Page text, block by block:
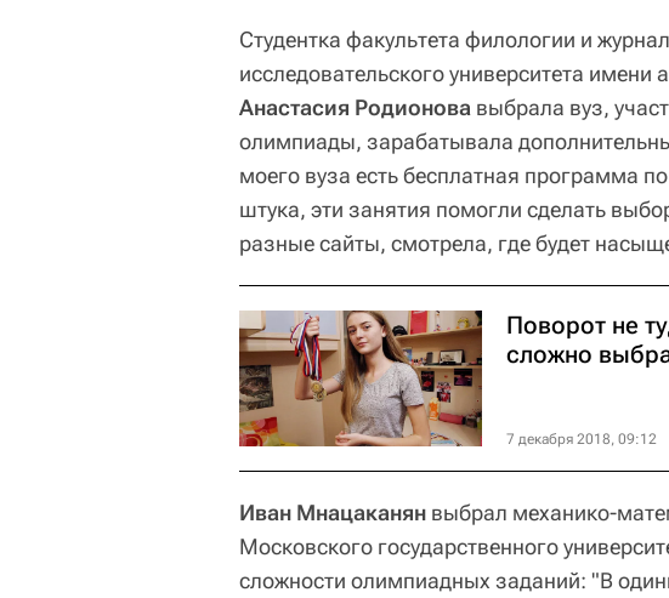
Студентка факультета филологии и
исследовательского университета
Анастасия Родионова выбрала вуз,
олимпиады, зарабатывала
моего вуза есть бесплатная программа
штука, эти занятия помогли сделать
разные сайты, смотрела, где будет
Поворот не
сложно
7 декабря 2018, 09:12
Иван Мнацаканян выбрал механико-
Московского государственного
сложности олимпиадных заданий: "В